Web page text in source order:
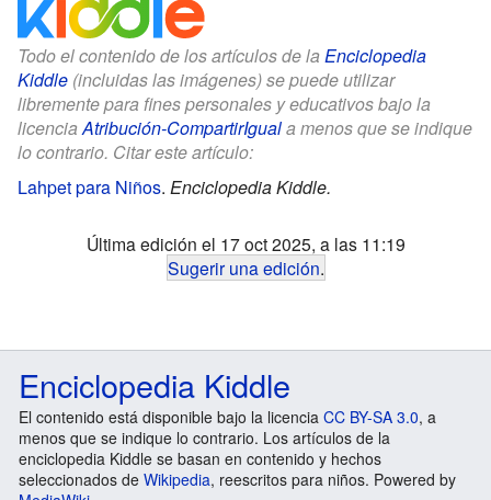
Todo el contenido de los artículos de la Enciclopedia
Kiddle (incluidas las imágenes) se puede utilizar
libremente para fines personales y educativos bajo la
licenciaAtribución-CompartirIguala menos que se indique
lo contrario. Citar este artículo:
Lahpet para Niños. Enciclopedia Kiddle.
Última edición el 17 oct 2025, a las 11:19
Sugerir una edición.
Enciclopedia Kiddle
El contenido está disponible bajo la licencia CC BY-SA 3.0, a
menos que se indique lo contrario. Los artículos de la
enciclopedia Kiddle se basan en contenido y hechos
seleccionados de Wikipedia, reescritos para niños. Powered by